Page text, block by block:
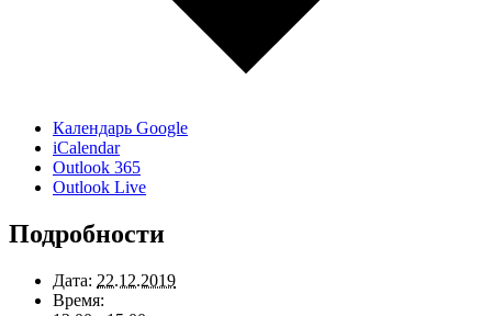
Календарь Google
iCalendar
Outlook 365
Outlook Live
Подробности
Дата: 22.12.2019
Время: